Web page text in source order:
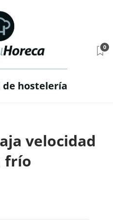
hostelería
0
velocidad
frío